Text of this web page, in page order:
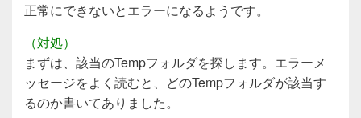
正常にできないとエラーになるようです。
（対処）
まずは、該当のTempフォルダを探します。エラーメ
ッセージをよく読むと、どのTempフォルダが該当す
るのか書いてありました。